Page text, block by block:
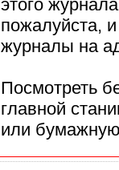
этого
пожалуйста,
журналы на
Посмотреть
главной
или